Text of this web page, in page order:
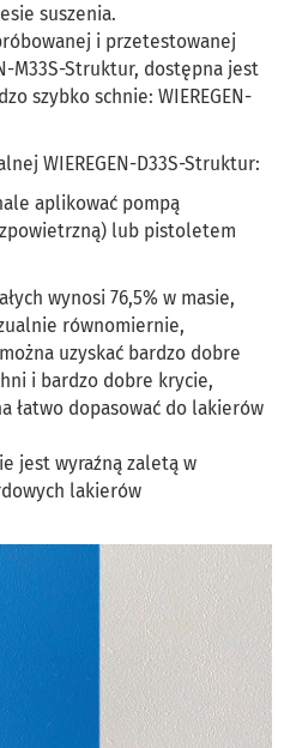
suszenia.
i przetestowanej
M33S-Struktur, dostępna jest
szybko schnie: WIEREGEN-
WIEREGEN-D33S-Struktur:
aplikować pompą
lub pistoletem
wynosi 76,5% w masie,
równomiernie,
uzyskać bardzo dobre
i bardzo dobre krycie,
łatwo dopasować do lakierów
jest wyraźną zaletą w
lakierów